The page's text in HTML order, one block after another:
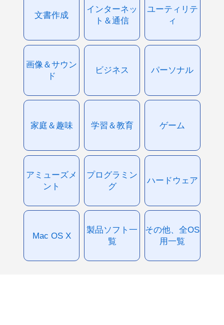
文書作成
インターネッ
ト＆通信
ユーティリテ
ィ
画像＆サウン
ド
ビジネス パーソナル
家庭＆趣味 学習＆教育 ゲーム
アミューズメ
ント
プログラミン
グ
ハードウェア
Mac OS X
製品ソフト一
覧
その他、全OS
用一覧